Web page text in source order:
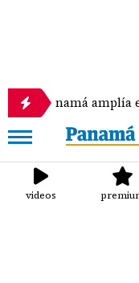
amplía efuerzos en
videos